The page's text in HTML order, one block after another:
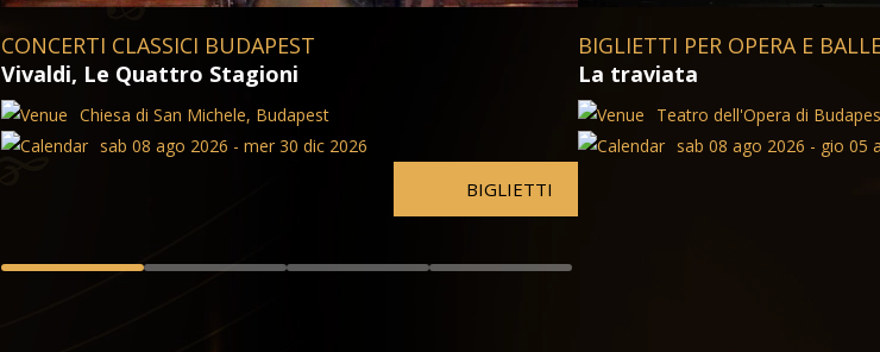
BIGLIETTI PER OPERA E BALLETTO BUDAPEST
La traviata
Teatro dell'Opera di Budapest
sab 08 ago 2026 - gio 05 ago 2027
BIGLIETTI
BIGLIETTI PER OPERA E
Tosca Versione in concerto
Teatro dell'Opera di
sab 08 ago 2026 - gio 05